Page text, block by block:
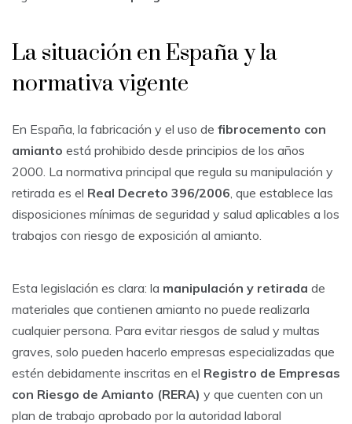
La situación en España y la
normativa vigente
En España, la fabricación y el uso de fibrocemento con
amianto está prohibido desde principios de los años
2000. La normativa principal que regula su manipulación y
retirada es el Real Decreto 396/2006, que establece las
disposiciones mínimas de seguridad y salud aplicables a los
trabajos con riesgo de exposición al amianto.
Esta legislación es clara: la manipulación y retirada de
materiales que contienen amianto no puede realizarla
cualquier persona. Para evitar riesgos de salud y multas
graves, solo pueden hacerlo empresas especializadas que
estén debidamente inscritas en el Registro de Empresas
con Riesgo de Amianto (RERA) y que cuenten con un
plan de trabajo aprobado por la autoridad laboral